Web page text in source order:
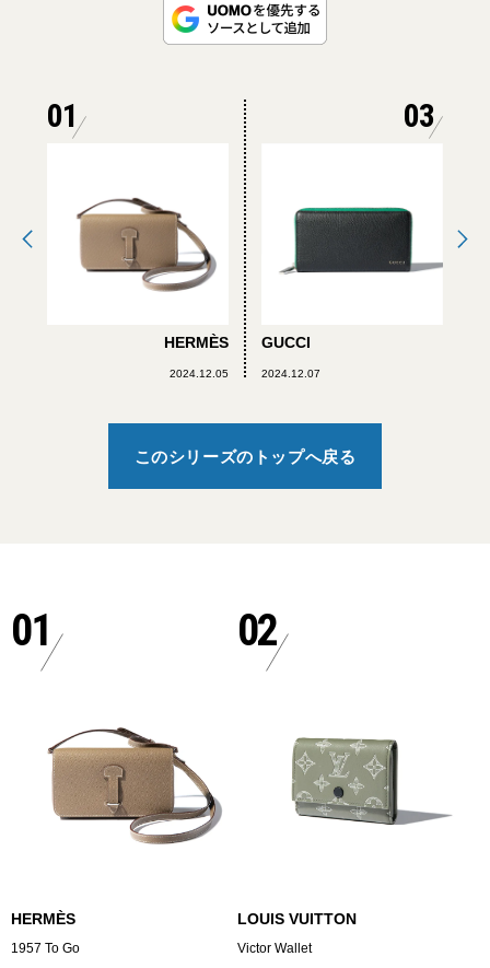
01
HERMÈS
2024.12.05
03
GUCCI
2024.12.07
このシリーズのトップへ戻る
01
HERMÈS
1957 To Go
02
LOUIS VUITTON
Victor Wallet